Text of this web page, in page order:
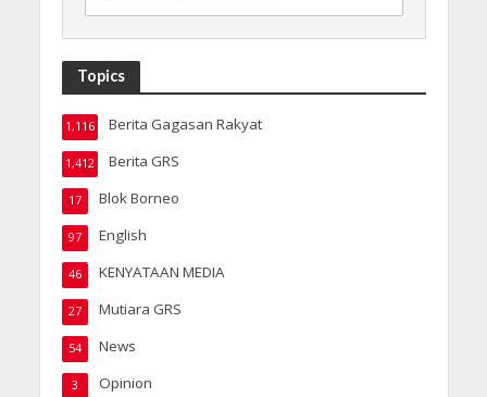
Topics
Berita Gagasan Rakyat
1,116
Berita GRS
1,412
Blok Borneo
17
English
97
KENYATAAN MEDIA
46
Mutiara GRS
27
News
54
Opinion
3